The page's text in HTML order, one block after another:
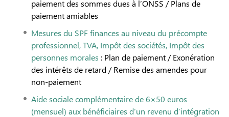
paiement des sommes dues à l’ONSS / Plans de
paiement amiables
Mesures du SPF finances au niveau du précompte
professionnel, TVA, Impôt des sociétés, Impôt des
personnes morales : Plan de paiement / Exonération
des intérêts de retard / Remise des amendes pour
non-paiement
Aide sociale complémentaire de 6×50 euros
(mensuel) aux bénéficiaires d’un revenu d’intégration